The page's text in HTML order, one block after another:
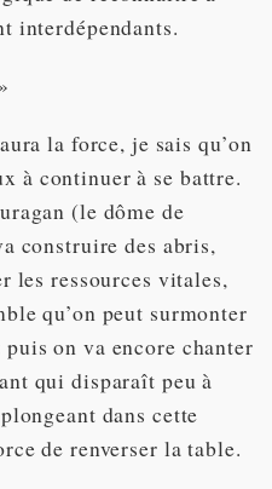
interdépendants.
la force, je sais qu’on
à continuer à se battre.
(le dôme de
construire des abris,
les ressources vitales,
qu’on peut surmonter
on va encore chanter
qui disparaît peu à
dans cette
de renverser la table.